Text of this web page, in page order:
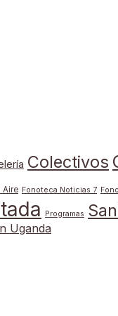
Colectivos
Aire Fonoteca Noticias 7
Programas